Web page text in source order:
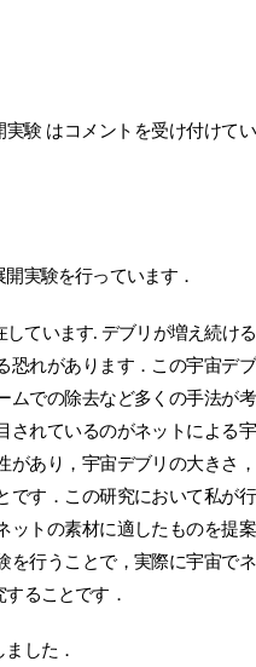
実験 はコメントを受け付けてい
実験を行っています．
ています. デブリが増え続ける
恐れがあります．この宇宙デブ
ムでの除去など多くの手法が考
されているのがネットによる宇
あり，宇宙デブリの大きさ，
です．この研究において私が行
ットの素材に適したものを提案
を行うことで，実際に宇宙でネ
ることです．
した．